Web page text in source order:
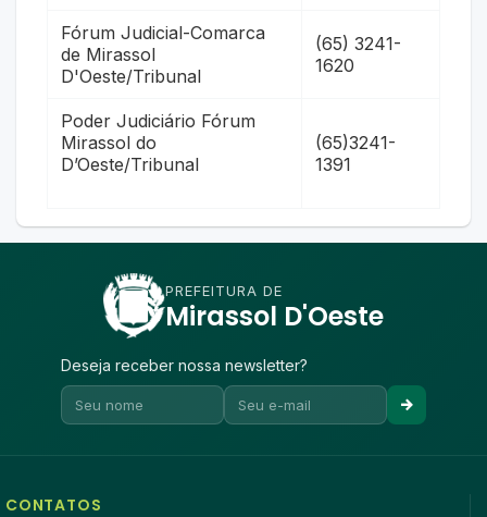
Fórum Judicial-Comarca
de Mirassol
D'Oeste/Tribunal
(65) 3241-
1620
Poder Judiciário Fórum
Mirassol do
D’Oeste/Tribunal
(65)3241-
1391
PREFEITURA DE
Mirassol D'Oeste
Deseja receber nossa newsletter?
CONTATOS